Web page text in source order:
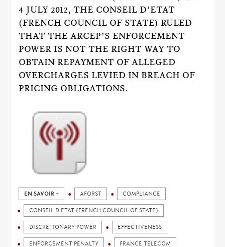
4 JULY 2012, THE CONSEIL D’ETAT
(FRENCH COUNCIL OF STATE) RULED
THAT THE ARCEP’S ENFORCEMENT
POWER IS NOT THE RIGHT WAY TO
OBTAIN REPAYMENT OF ALLEGED
OVERCHARGES LEVIED IN BREACH OF
PRICING OBLIGATIONS.
EN SAVOIR + AFORST COMPLIANCE
CONSEIL D'ETAT (FRENCH COUNCIL OF STATE)
DISCRETIONARY POWER EFFECTIVENESS
ENFORCEMENT PENALTY FRANCE TELECOM